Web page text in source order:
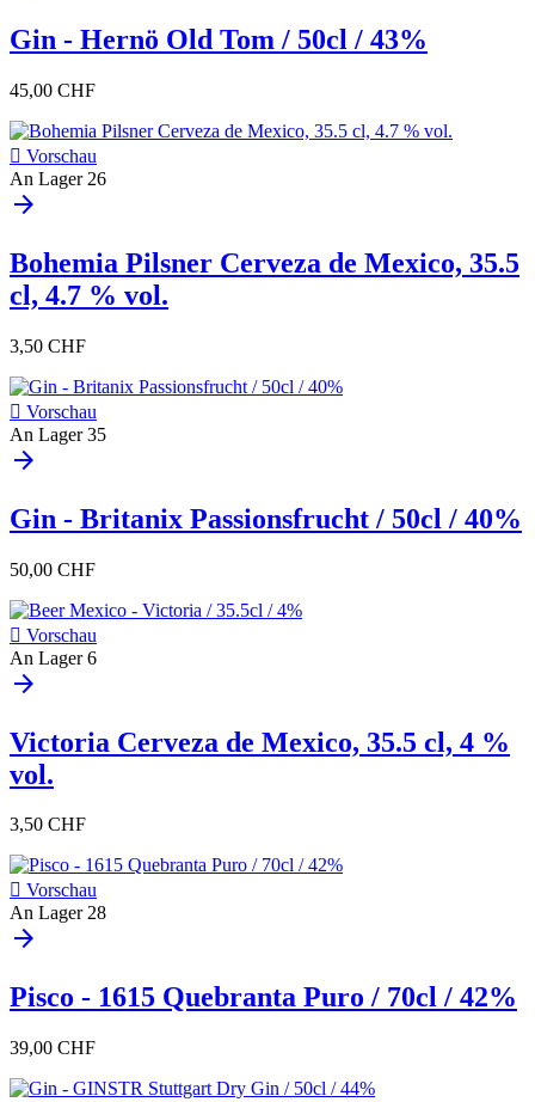
Gin - Hernö Old Tom / 50cl / 43%
45,00 CHF
 Vorschau
An Lager 26
arrow_forward
Bohemia Pilsner Cerveza de Mexico, 35.5
cl, 4.7 % vol.
3,50 CHF
 Vorschau
An Lager 35
arrow_forward
Gin - Britanix Passionsfrucht / 50cl / 40%
50,00 CHF
 Vorschau
An Lager 6
arrow_forward
Victoria Cerveza de Mexico, 35.5 cl, 4 %
vol.
3,50 CHF
 Vorschau
An Lager 28
arrow_forward
Pisco - 1615 Quebranta Puro / 70cl / 42%
39,00 CHF